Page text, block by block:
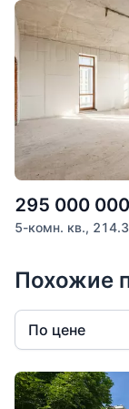
295 000 000
5-комн. кв.,
Похожие
По цене